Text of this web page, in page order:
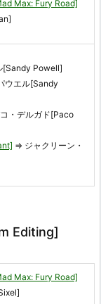
Max: Fury Road]
[Sandy Powell]
ウエル[Sandy
・デルガド[Paco
⇒ ジャクリーン・
Editing]
Max: Fury Road]